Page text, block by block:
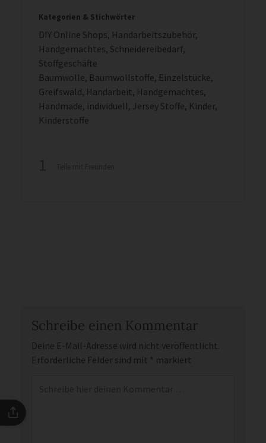
Kategorien & Stichwörter
DIY Online Shops, Handarbeitszubehör,
Handgemachtes, Schneidereibedarf,
Stoffgeschäfte
Baumwolle, Baumwollstoffe, Einzelstücke,
Greifswald, Handarbeit, Handgemachtes,
Handmade, individuell, Jersey Stoffe, Kinder,
Kinderstoffe
Schreibe einen Kommentar
Deine E-Mail-Adresse wird nicht veröffentlicht.
Erforderliche Felder sind mit * markiert